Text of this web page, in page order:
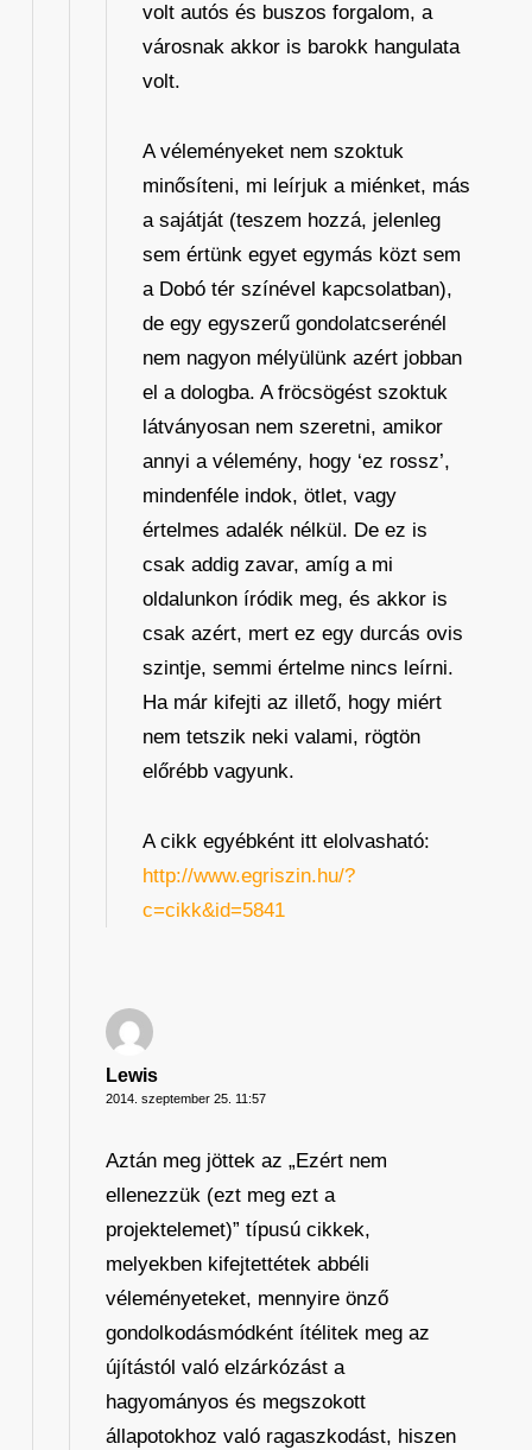
volt autós és buszos forgalom, a
városnak akkor is barokk hangulata
volt.
A véleményeket nem szoktuk
minősíteni, mi leírjuk a miénket, más
a sajátját (teszem hozzá, jelenleg
sem értünk egyet egymás közt sem
a Dobó tér színével kapcsolatban),
de egy egyszerű gondolatcserénél
nem nagyon mélyülünk azért jobban
el a dologba. A fröcsögést szoktuk
látványosan nem szeretni, amikor
annyi a vélemény, hogy ‘ez rossz’,
mindenféle indok, ötlet, vagy
értelmes adalék nélkül. De ez is
csak addig zavar, amíg a mi
oldalunkon íródik meg, és akkor is
csak azért, mert ez egy durcás ovis
szintje, semmi értelme nincs leírni.
Ha már kifejti az illető, hogy miért
nem tetszik neki valami, rögtön
előrébb vagyunk.
A cikk egyébként itt elolvasható:
http://www.egriszin.hu/?
c=cikk&id=5841
Lewis
2014. szeptember 25. 11:57
Aztán meg jöttek az „Ezért nem
ellenezzük (ezt meg ezt a
projektelemet)” típusú cikkek,
melyekben kifejtettétek abbéli
véleményeteket, mennyire önző
gondolkodásmódként ítélitek meg az
újítástól való elzárkózást a
hagyományos és megszokott
állapotokhoz való ragaszkodást, hiszen